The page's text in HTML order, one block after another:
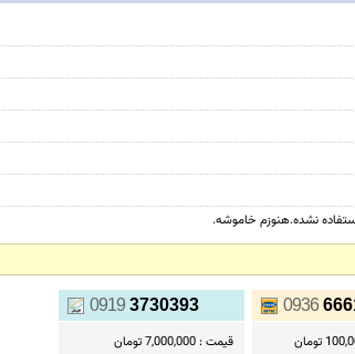
نشده.هنوزم خاموشه.
0936
تومان
0919 3730393
قیمت :7,000,000 تومان